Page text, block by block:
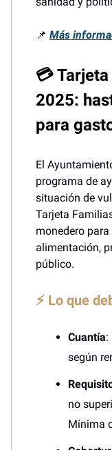
📌 Más
💳
2025:
para
El
programa de
situación de
Tarjeta
monedero
alimentación,
público.
⚡ Lo que
Cuantía:
según
no
Mínima